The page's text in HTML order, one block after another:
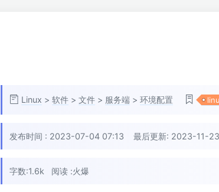
Linux > 软件 > 文件 > 服务端 > 环境配置
发布时间 : 2023-07-04 07:13 最后更新: 2023-11-
字数:1.6k 阅读 :火爆